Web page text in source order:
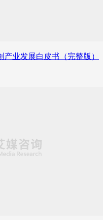
业发展白皮书（完整版）